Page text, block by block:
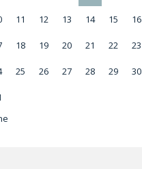
11 12 13 14 15 16
18 19 20 21 22 23
25 26 27 28 29 30